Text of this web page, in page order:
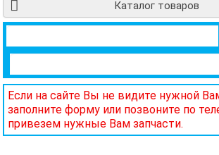
Каталог товаров
Если на сайте Вы не видите нужной
заполните форму или позвоните по
привезем нужные Вам запчасти.